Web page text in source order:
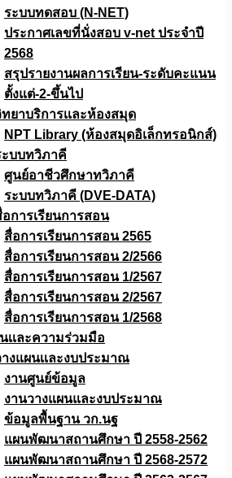
ระบบทดสอบ (N-NET)
ประกาศเลขที่นั่งสอบ v-net ประจำปี
2568
สรุปรายงานผลการเรียน-ระดับคะแนน
ตั้งแต่-2-ขึ้นไป
ยาบริการเเละห้องสมุด
NPT Library (ห้องสมุดอิเล็กทรอนิกส์)
ะบบทวิภาคี
ศูนย์อาชีวศึกษาทวิภาคี
ระบบทวิภาคี (DVE-DATA)
อการเรียนการสอน
สื่อการเรียนการสอน 2565
สื่อการเรียนการสอน 2/2566
สื่อการเรียนการสอน 1/2567
สื่อการเรียนการสอน 2/2567
สื่อการเรียนการสอน 1/2568
เเละความร่วมมือ
งแผนเเละงบประมาณ
งานศูนย์ข้อมูล
งานวางแผนและงบประมาณ
ข้อมูลพื้นฐาน วก.นฐ
แผนพัฒนาสถานศึกษา ปี 2558-2562
แผนพัฒนาสถานศึกษา ปี 2568-2572